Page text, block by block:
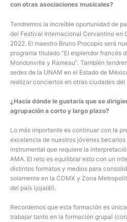
con otras asociaciones musicales?
Tendremos la increíble oportunidad de
del Festival Internacional Cervantino en
2022. El maestro Bruno Procopio será
programa titulado “El esplendor francés
Mondonville y Rameau”. También
sedes de la UNAM en el Estado de
realizar conciertos en otras ciudades del
¿Hacia dónde le gustaría que se
agrupación a corto y largo plazo?
Lo más importante es continuar con la
excelencia de nuestros jóvenes
instrumental que requiere la
AMA. El reto es equilibrar esto con un
distintos formatos y medios para
solamente en la CDMX y Zona
del país (¡ojalá!).
Recordemos que esta formación es
trabajar tanto en la formación grupal